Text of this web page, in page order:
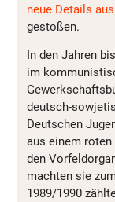
neue Details
gestoßen.
In den Jahren
im
deutsch-
Deutschen
aus einem
den
machten sie
1989/1990